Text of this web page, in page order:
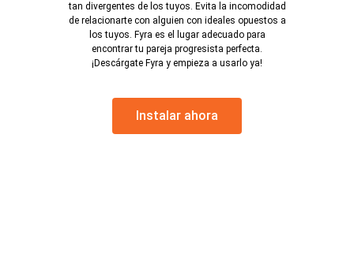
tan divergentes de los tuyos. Evita la incomodidad
de relacionarte con alguien con ideales opuestos a
los tuyos. Fyra es el lugar adecuado para
encontrar tu pareja progresista perfecta.
¡Descárgate Fyra y empieza a usarlo ya!
Instalar ahora